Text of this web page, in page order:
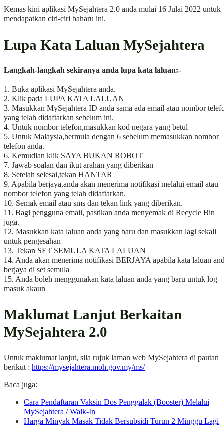
Kemas kini aplikasi MySejahtera 2.0 anda mulai 16 Julai 2022 untuk
mendapatkan ciri-ciri baharu ini.
Lupa Kata Laluan MySejahtera
Langkah-langkah sekiranya anda lupa kata laluan:-
1. Buka aplikasi MySejahtera anda.
2. Klik pada LUPA KATA LALUAN
3. Masukkan MySejahtera ID anda sama ada email atau nombor
yang telah didaftarkan sebelum ini.
4. Untuk nombor telefon,masukkan kod negara yang betul
5. Untuk Malaysia,bermula dengan 6 sebelum memasukkan nombor
telefon anda.
6. Kemudian klik SAYA BUKAN ROBOT
7. Jawab soalan dan ikut arahan yang diberikan
8. Setelah selesai,tekan HANTAR
9. Apabila berjaya,anda akan menerima notifikasi melalui email atau
nombor telefon yang telah didaftarkan.
10. Semak email atau sms dan tekan link yang diberikan.
11. Bagi pengguna email, pastikan anda menyemak di Recycle Bin
juga.
12. Masukkan kata laluan anda yang baru dan masukkan lagi sekali
untuk pengesahan
13. Tekan SET SEMULA KATA LALUAN
14. Anda akan menerima notifikasi BERJAYA apabila kata laluan
berjaya di set semula
15. Anda boleh menggunakan kata laluan anda yang baru untuk log
masuk akaun
Maklumat Lanjut Berkaitan
MySejahtera 2.0
Untuk maklumat lanjut, sila rujuk laman web MySejahtera di pautan
berikut : https://mysejahtera.moh.gov.my/ms/
Baca juga:
Cara Pendaftaran Vaksin Dos Penggalak (Booster) Melalui
MySejahtera / Walk-In
Harga Minyak Masak Tidak Bersubsidi Turun 2 Minggu Lagi